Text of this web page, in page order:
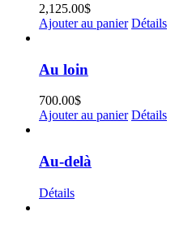
2,125.00$
Ajouter au panier Détails
Au loin
700.00$
Ajouter au panier Détails
Au-delà
Détails